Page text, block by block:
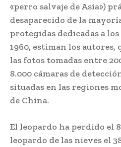
«perro salvaje de Asia»)
desaparecido de la
protegidas dedicadas a
1960, estiman los autores,
las fotos tomadas entre
8.000 cámaras de
situadas en las regiones
de China.
El leopardo ha perdido el
leopardo de las nieves el